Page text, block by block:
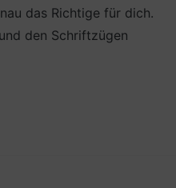
das Richtige für dich.
den Schriftzügen